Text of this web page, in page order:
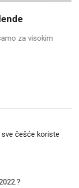
za visokim
češće koriste